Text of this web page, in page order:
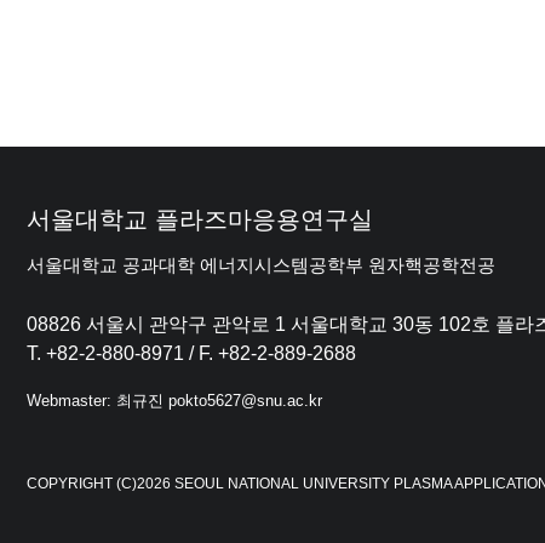
서울대학교 플라즈마응용연구실
서울대학교 공과대학 에너지시스템공학부 원자핵공학전공
08826 서울시 관악구 관악로 1 서울대학교 30동 102호 플라
T. +82-2-880-8971 / F. +82-2-889-2688
Webmaster: 최규진 pokto5627@snu.ac.kr
COPYRIGHT (C)2026 SEOUL NATIONAL UNIVERSITY PLASMA